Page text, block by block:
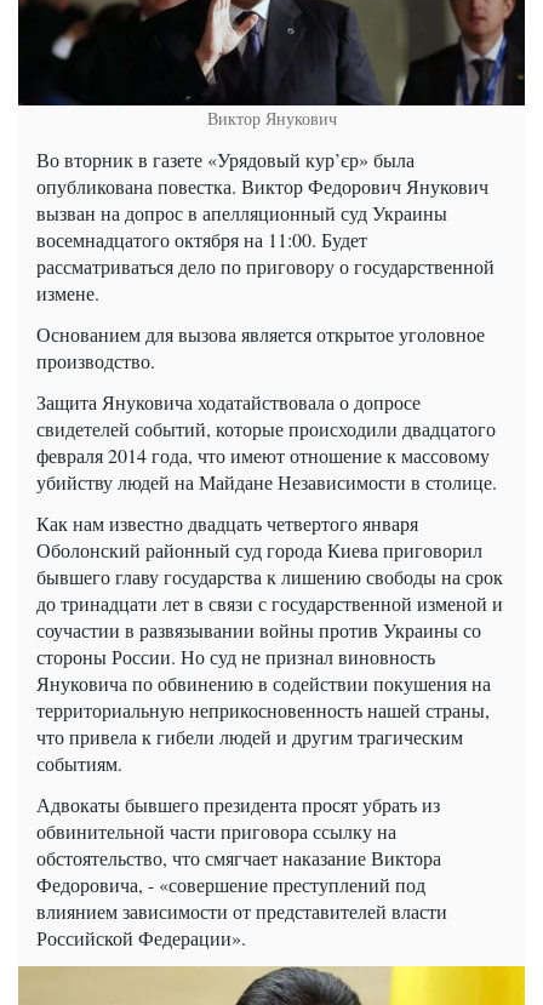
Виктор Янукович
Во вторник в газете «Урядовый кур’єр» была
опубликована повестка. Виктор Федорович Янукович
вызван на допрос в апелляционный суд Украины
восемнадцатого октября на 11:00. Будет
рассматриваться дело по приговору о государственной
измене.
Основанием для вызова является открытое уголовное
производство.
Защита Януковича ходатайствовала о допросе
свидетелей событий, которые происходили двадцатого
февраля 2014 года, что имеют отношение к массовому
убийству людей на Майдане Независимости в столице.
Как нам известно двадцать четвертого января
Оболонский районный суд города Киева приговорил
бывшего главу государства к лишению свободы на срок
до тринадцати лет в связи с государственной изменой и
соучастии в развязывании войны против Украины со
стороны России. Но суд не признал виновность
Януковича по обвинению в содействии покушения на
территориальную неприкосновенность нашей страны,
что привела к гибели людей и другим трагическим
событиям.
Адвокаты бывшего президента просят убрать из
обвинительной части приговора ссылку на
обстоятельство, что смягчает наказание Виктора
Федоровича, - «совершение преступлений под
влиянием зависимости от представителей власти
Российской Федерации».